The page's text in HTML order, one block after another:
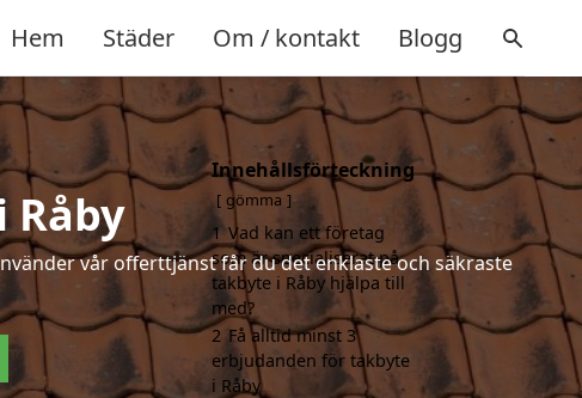
Hem Städer Om / kontakt Blogg
vår offerttjänst får du det enklaste och säkraste
Innehållsförteckning
gömma
1 Vad kan ett företag
som är specialiserat på
takbyte i Råby hjälpa till
med?
2 Få alltid minst 3
erbjudanden för takbyte
i Råby